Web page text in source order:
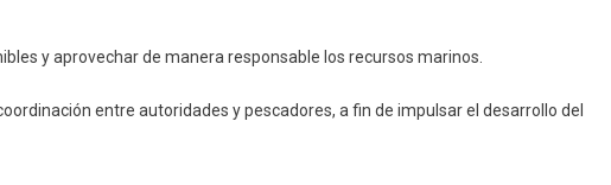
y aprovechar de manera responsable los recursos marinos.
entre autoridades y pescadores, a fin de impulsar el desarrollo del